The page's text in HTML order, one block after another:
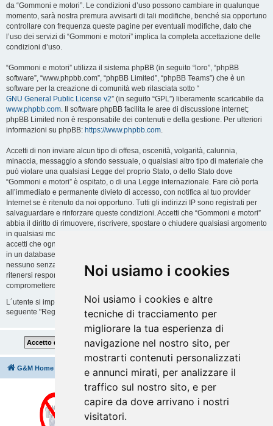
Noi usiamo i cookies
Noi usiamo i cookies e altre
tecniche di tracciamento per
migliorare la tua esperienza di
navigazione nel nostro sito, per
mostrarti contenuti personalizzati
e annunci mirati, per analizzare il
traffico sul nostro sito, e per
capire da dove arrivano i nostri
visitatori.
da “Gommoni e motori”. Le condizioni d’uso possono cambiare in qualunque
momento, sarà nostra premura avvisarti di tali modifiche, benché sia opportuno
controllare con frequenza queste pagine per eventuali modifiche, dato che
l’uso dei servizi di “Gommoni e motori” implica la completa accettazione delle
condizioni d’uso.
“Gommoni e motori” utilizza il sistema phpBB (in seguito “loro”, “phpBB
software”, “www.phpbb.com”, “phpBB Limited”, “phpBB Teams”) che è un
software per la creazione di comunità web rilasciata sotto “
GNU General Public License v2” (in seguito “GPL”) liberamente scaricabile da
www.phpbb.com. Il software phpBB facilita le aree di discussione internet;
phpBB Limited non è responsabile dei contenuti e della gestione. Per ulteriori
informazioni su phpBB: https://www.phpbb.com.
Accetti di non inviare alcun tipo di offesa, oscenità, volgarità, calunnia,
minaccia, messaggio a sfondo sessuale, o qualsiasi altro tipo di materiale che
può violare una qualsiasi Legge del proprio Stato, o dello Stato dove
“Gommoni e motori” è ospitato, o di una Legge internazionale. Fare ciò porta
all’immediato e permanente divieto di accesso, con notifica al tuo provider
Internet se è ritenuto da noi opportuno. Tutti gli indirizzi IP sono registrati per
salvaguardare e rinforzare queste condizioni. Accetti che “Gommoni e motori”
abbia il diritto di rimuovere, riscrivere, spostare o chiudere qualsiasi argomento
in qualsiasi momento lo ritenga necessario. Come fruitore di questo servizio,
accetti che ogni informazione (dato personale) tu abbia inviato sia conservata
in un database. Al contempo queste informazioni non saranno divulgate a
nessuno senza il tuo consenso, né “Gommoni e motori” o phpBB sono da
ritenersi responsabili per qualsiasi violazione al sistema che possa
compromettere queste informazioni.
L´utente si impegna a rispettare le regole del forum indicate nella sezione
seguente "Regole":
Guarda le regole del Forum
G&M Home Tutti gli orari sonoUTC+02:00
Cancella cookie